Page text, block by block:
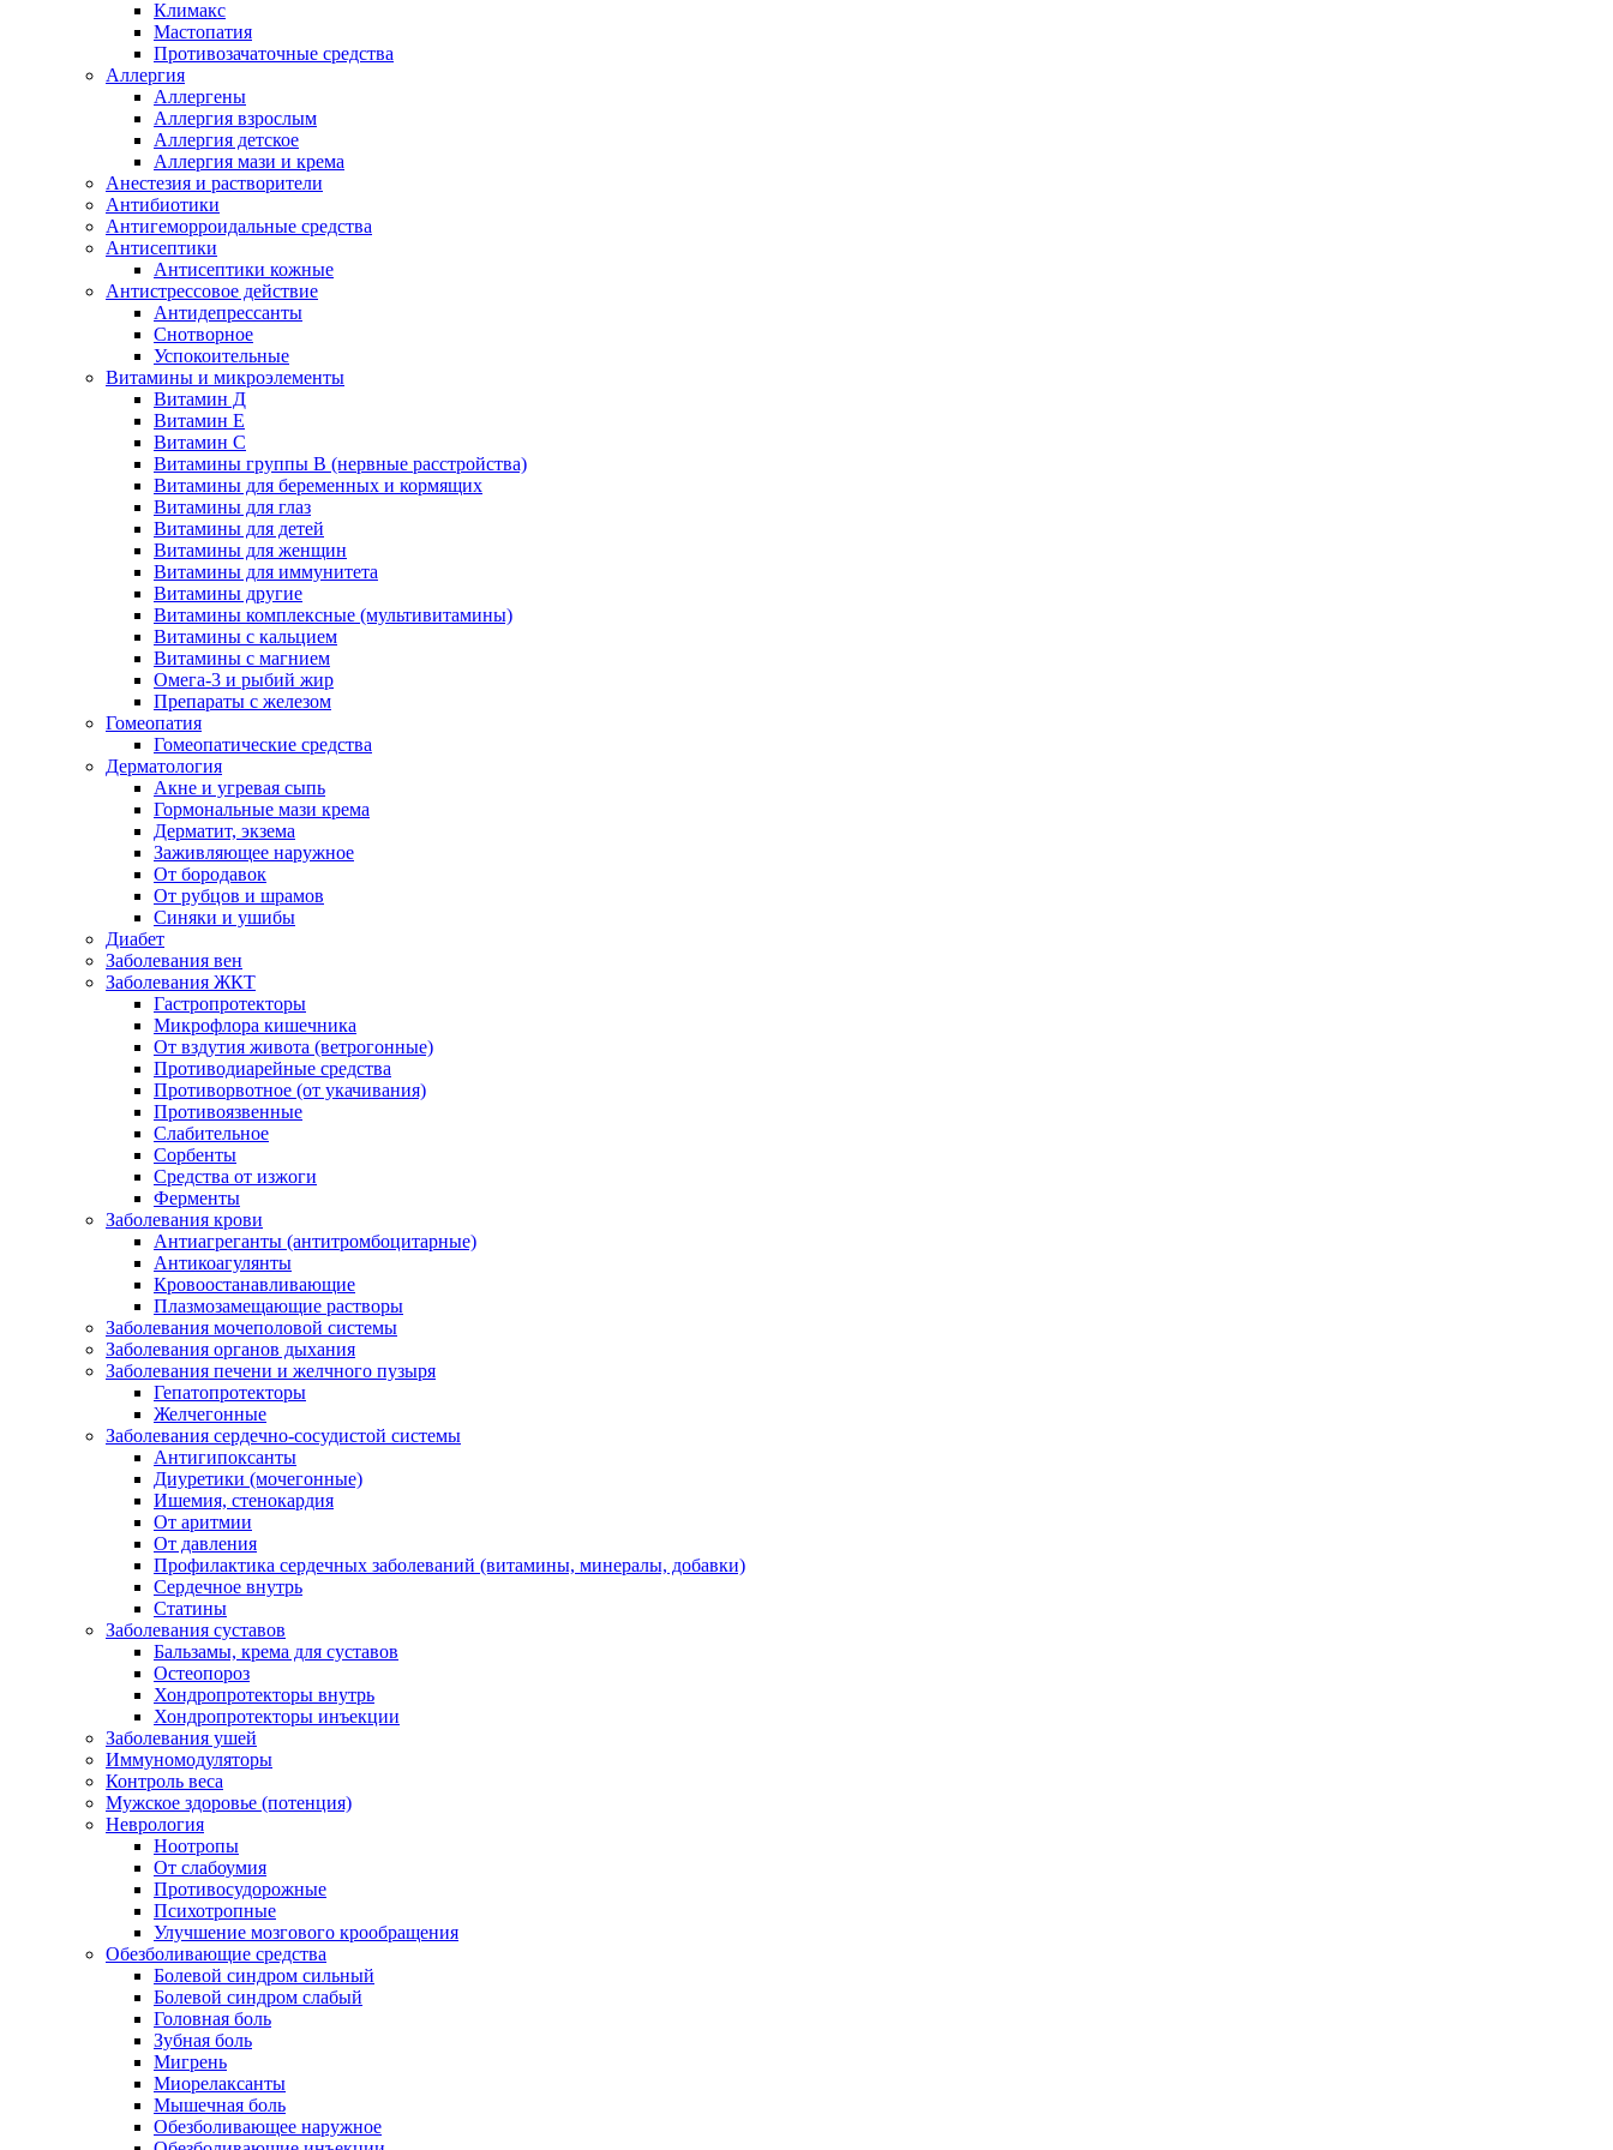
Климакс
Мастопатия
Противозачаточные средства
Аллергия
Аллергены
Аллергия взрослым
Аллергия детское
Аллергия мази и крема
Анестезия и растворители
Антибиотики
Антигеморроидальные средства
Антисептики
Антисептики кожные
Антистрессовое действие
Антидепрессанты
Снотворное
Успокоительные
Витамины и микроэлементы
Витамин Д
Витамин Е
Витамин С
Витамины группы В (нервные расстройства)
Витамины для беременных и кормящих
Витамины для глаз
Витамины для детей
Витамины для женщин
Витамины для иммунитета
Витамины другие
Витамины комплексные (мультивитамины)
Витамины с кальцием
Витамины с магнием
Омега-3 и рыбий жир
Препараты с железом
Гомеопатия
Гомеопатические средства
Дерматология
Акне и угревая сыпь
Гормональные мази крема
Дерматит, экзема
Заживляющее наружное
От бородавок
От рубцов и шрамов
Синяки и ушибы
Диабет
Заболевания вен
Заболевания ЖКТ
Гастропротекторы
Микрофлора кишечника
От вздутия живота (ветрогонные)
Противодиарейные средства
Противорвотное (от укачивания)
Противоязвенные
Слабительное
Сорбенты
Средства от изжоги
Ферменты
Заболевания крови
Антиагреганты (антитромбоцитарные)
Антикоагулянты
Кровоостанавливающие
Плазмозамещающие растворы
Заболевания мочеполовой системы
Заболевания органов дыхания
Заболевания печени и желчного пузыря
Гепатопротекторы
Желчегонные
Заболевания сердечно-сосудистой системы
Антигипоксанты
Диуретики (мочегонные)
Ишемия, стенокардия
От аритмии
От давления
Профилактика сердечных заболеваний (витамины, минералы, добавки)
Сердечное внутрь
Статины
Заболевания суставов
Бальзамы, крема для суставов
Остеопороз
Хондропротекторы внутрь
Хондропротекторы инъекции
Заболевания ушей
Иммуномодуляторы
Контроль веса
Мужское здоровье (потенция)
Неврология
Ноотропы
От слабоумия
Противосудорожные
Психотропные
Улучшение мозгового крообращения
Обезболивающие средства
Болевой синдром сильный
Болевой синдром слабый
Головная боль
Зубная боль
Мигрень
Миорелаксанты
Мышечная боль
Обезболивающее наружное